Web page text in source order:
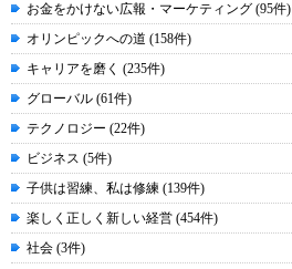
お金をかけない広報・マーケティング (95件)
オリンピックへの道 (158件)
キャリアを磨く (235件)
グローバル (61件)
テクノロジー (22件)
ビジネス (5件)
子供は習練、私は修練 (139件)
楽しく正しく新しい経営 (454件)
社会 (3件)